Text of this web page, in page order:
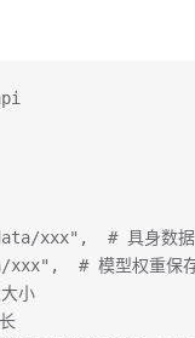
xxx",  # 具身数据
# 模型权重保
小